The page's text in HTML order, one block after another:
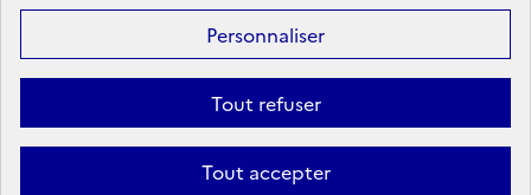
data.gouv.fr
Mentions légales Accessibilité : partiellement conforme
Données
Sauf mention contraire, tous les contenus de ce site sont sous
Tout accepter
Tout refuser
Personnaliser